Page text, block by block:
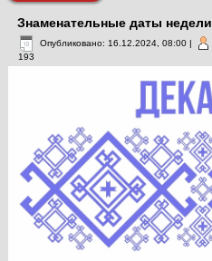
Знаменательные даты недели
Опубликовано: 16.12.2024, 08:00 |
193